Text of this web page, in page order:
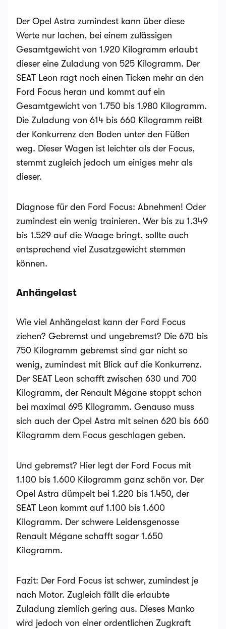
Der Opel Astra zumindest kann über diese
Werte nur lachen, bei einem zulässigen
Gesamtgewicht von 1.920 Kilogramm erlaubt
dieser eine Zuladung von 525 Kilogramm. Der
SEAT Leon ragt noch einen Ticken mehr an den
Ford Focus heran und kommt auf ein
Gesamtgewicht von 1.750 bis 1.980 Kilogramm.
Die Zuladung von 614 bis 660 Kilogramm reißt
der Konkurrenz den Boden unter den Füßen
weg. Dieser Wagen ist leichter als der Focus,
stemmt zugleich jedoch um einiges mehr als
dieser.
Diagnose für den Ford Focus: Abnehmen! Oder
zumindest ein wenig trainieren. Wer bis zu 1.349
bis 1.529 auf die Waage bringt, sollte auch
entsprechend viel Zusatzgewicht stemmen
können.
Anhängelast
Wie viel Anhängelast kann der Ford Focus
ziehen? Gebremst und ungebremst? Die 670 bis
750 Kilogramm gebremst sind gar nicht so
wenig, zumindest mit Blick auf die Konkurrenz.
Der SEAT Leon schafft zwischen 630 und 700
Kilogramm, der Renault Mégane stoppt schon
bei maximal 695 Kilogramm. Genauso muss
sich auch der Opel Astra mit seinen 620 bis 660
Kilogramm dem Focus geschlagen geben.
Und gebremst? Hier legt der Ford Focus mit
1.100 bis 1.600 Kilogramm ganz schön vor. Der
Opel Astra dümpelt bei 1.220 bis 1.450, der
SEAT Leon kommt auf 1.100 bis 1.600
Kilogramm. Der schwere Leidensgenosse
Renault Mégane schafft sogar 1.650
Kilogramm.
Fazit: Der Ford Focus ist schwer, zumindest je
nach Motor. Zugleich fällt die erlaubte
Zuladung ziemlich gering aus. Dieses Manko
wird jedoch von einer ordentlichen Zugkraft